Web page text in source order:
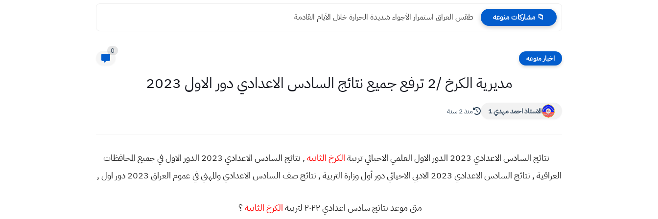
📁 مشاركات منوعه طقس العراق ‏استمرار الأجواء شديدة الحرارة خلال الأيام القادمة
اخبار منوعه
0
مديرية الكرخ /2 ترفع جميع نتائج السادس الاعدادي دور الاول 2023
الاستاذ احمد مهدي 1 منذ 2 سنة
نتائج السادس الاعدادي 2023 الدور الاول العلمي الاحيائي تربية الكرخ الثانيه
, نتائج السادس الاعدادي 2023 الدور الاول في جميع المحافظات
العراقية , نتائج السادس الاعدادي 2023 الادبي الاحيائي دور أول وزارة التربية , نتائج صف السادس الاعدادي والمهني في عموم العراق 2023 دور اول ,
متى موعد نتائج سادس اعدادي ٢٠٢٢ لتربية الكرخ الثانية؟